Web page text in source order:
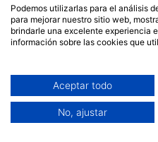
Información
21 y 22 de
Podemos utilizarlas para el análisis
para mejorar nuestro sitio web,
brindarle una excelente experiencia
información sobre las cookies que
Aceptar todo
No, ajustar